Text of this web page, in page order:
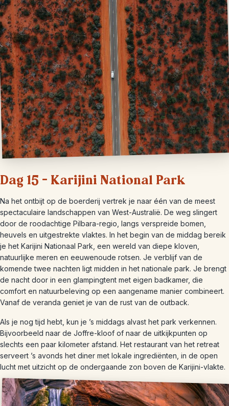
Dag 15 – Karijini National Park
Na het ontbijt op de boerderij vertrek je naar één van de meest
spectaculaire landschappen van West-Australië. De weg slingert
door de roodachtige Pilbara-regio, langs verspreide bomen,
heuvels en uitgestrekte vlaktes. In het begin van de middag bereik
je het Karijini Nationaal Park, een wereld van diepe kloven,
natuurlijke meren en eeuwenoude rotsen. Je verblijf van de
komende twee nachten ligt midden in het nationale park. Je brengt
de nacht door in een glampingtent met eigen badkamer, die
comfort en natuurbeleving op een aangename manier combineert.
Vanaf de veranda geniet je van de rust van de outback.
Als je nog tijd hebt, kun je ’s middags alvast het park verkennen.
Bijvoorbeeld naar de Joffre-kloof of naar de uitkijkpunten op
slechts een paar kilometer afstand. Het restaurant van het retreat
serveert ’s avonds het diner met lokale ingrediënten, in de open
lucht met uitzicht op de ondergaande zon boven de Karijini-vlakte.